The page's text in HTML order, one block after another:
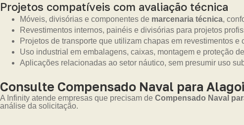
Projetos compatíveis com avaliação técnica
Móveis, divisórias e componentes de marcenaria técnica,
Revestimentos internos, painéis e divisórias para projetos
Projetos de transporte que utilizam chapas em revestimentos e
Uso industrial em embalagens, caixas, montagem e proteção
Aplicações relacionadas ao setor náutico, sem presumir uso
Consulte Compensado Naval para
A Infinity atende empresas que precisam de Compensado Naval
análise da solicitação.